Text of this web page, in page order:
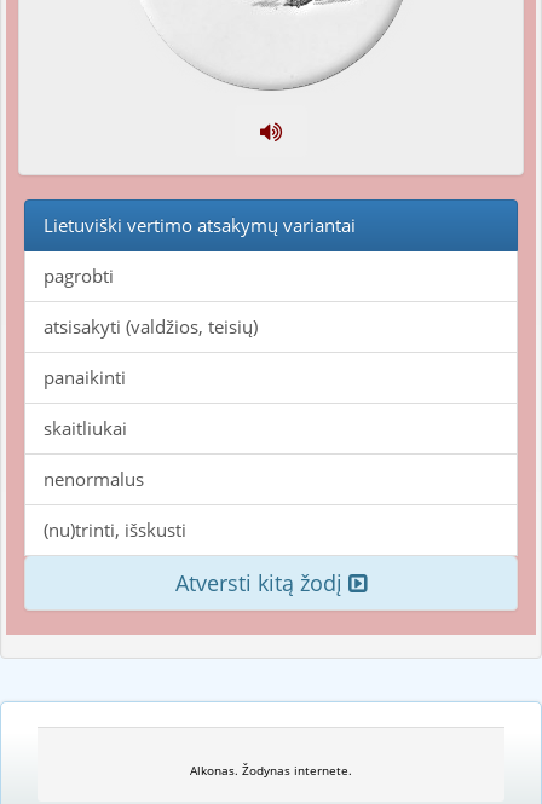
Lietuviški vertimo atsakymų variantai
pagrobti
atsisakyti (valdžios, teisių)
panaikinti
skaitliukai
nenormalus
(nu)trinti, išskusti
Atversti kitą žodį
Alkonas. Žodynas internete.